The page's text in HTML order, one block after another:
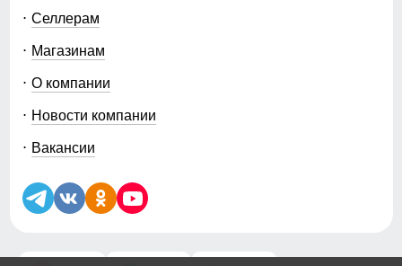
Селлерам
Магазинам
О компании
Новости компании
Вакансии